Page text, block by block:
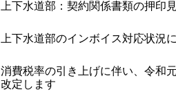
上下水道部：契約関係書類の押印
上下水道部のインボイス対応状況
消費税率の引き上げに伴い、令和
改定します